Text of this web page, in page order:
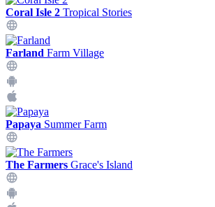
Coral Isle 2 Tropical Stories
Farland Farm Village
Papaya Summer Farm
The Farmers Grace's Island